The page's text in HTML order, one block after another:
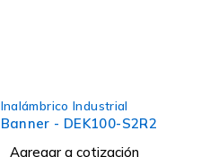
Inalámbrico Industrial
Banner - DEK100-S2R2
Agregar a cotización